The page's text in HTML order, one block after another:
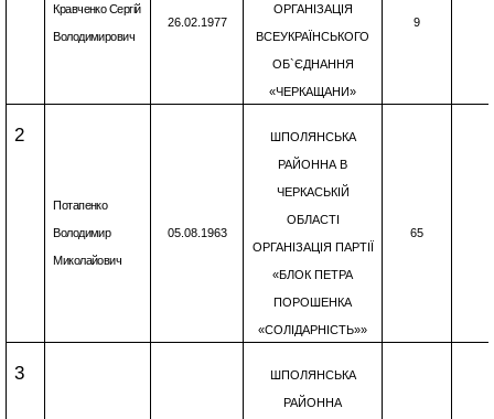
Кравченко Сергій
Володимирович
26.02.1977
ОРГАНІЗАЦІЯ
ВСЕУКРАЇНСЬКОГО
ОБ`ЄДНАННЯ
«ЧЕРКАЩАНИ»
9
2
Потапенко
Володимир
Миколайович
05.08.1963
ШПОЛЯНСЬКА
РАЙОННА В
ЧЕРКАСЬКІЙ
ОБЛАСТІ
ОРГАНІЗАЦІЯ ПАРТІЇ
«БЛОК ПЕТРА
ПОРОШЕНКА
«СОЛІДАРНІСТЬ»»
65
3 ШПОЛЯНСЬКА
РАЙОННА